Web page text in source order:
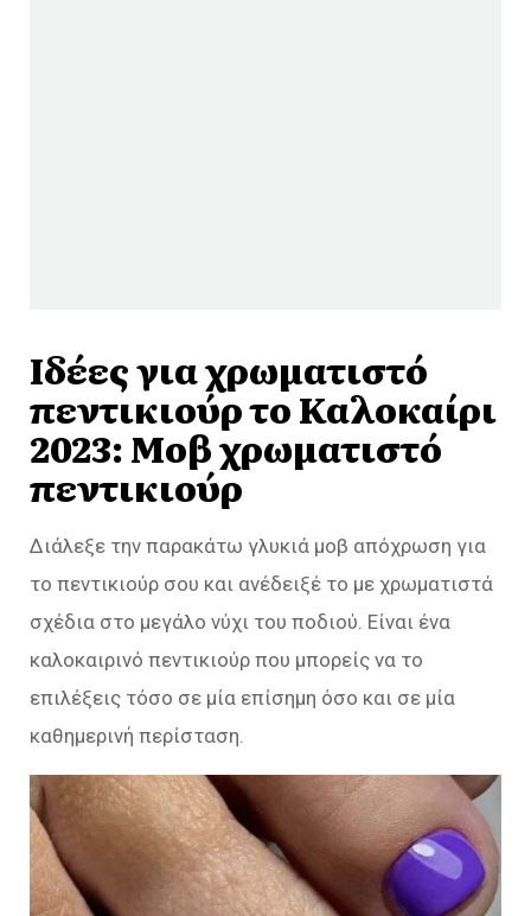
Ιδέες για χρωματιστό
πεντικιούρ το Καλοκαίρι
2023: Μοβ χρωματιστό
πεντικιούρ
Διάλεξε την παρακάτω γλυκιά μοβ απόχρωση για
το πεντικιούρ σου και ανέδειξέ το με χρωματιστά
σχέδια στο μεγάλο νύχι του ποδιού. Είναι ένα
καλοκαιρινό πεντικιούρ που μπορείς να το
επιλέξεις τόσο σε μία επίσημη όσο και σε μία
καθημερινή περίσταση.